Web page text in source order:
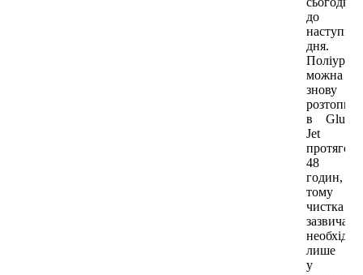
до
дня.
можна
знову
в Glu
Jet
протягом
48
годин,
тому
чистка
зазвичай
необхідна
лише
у